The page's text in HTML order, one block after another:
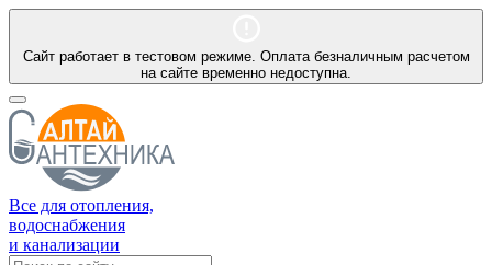
Сайт работает в тестовом режиме. Оплата безналичным расчетом
на сайте временно недоступна.
Все для отопления,
водоснабжения
и канализации